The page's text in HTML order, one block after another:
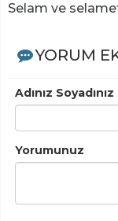
Selam ve
YORUM
Adınız Soyadınız
Yorumunuz